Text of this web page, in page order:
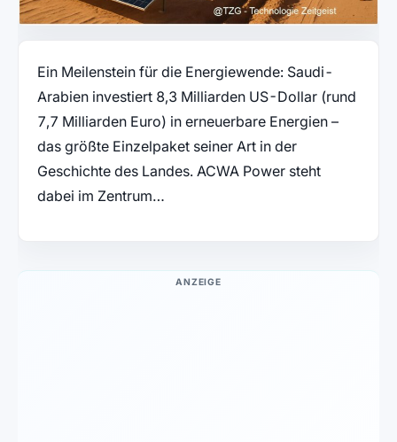
Ein Meilenstein für die Energiewende: Saudi-
Arabien investiert 8,3 Milliarden US-Dollar (rund
7,7 Milliarden Euro) in erneuerbare Energien –
das größte Einzelpaket seiner Art in der
Geschichte des Landes. ACWA Power steht
dabei im Zentrum…
ANZEIGE